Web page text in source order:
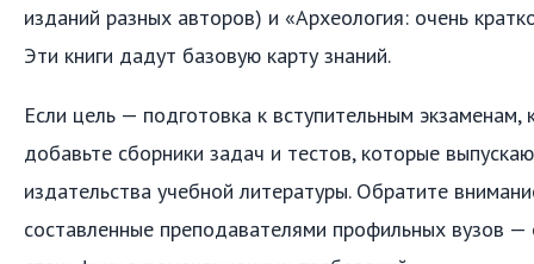
изданий разных авторов) и «Археология: очень
Эти книги дадут базовую карту знаний.
Если цель — подготовка к вступительным
добавьте сборники задач и тестов, которые
издательства учебной литературы. Обратите
составленные преподавателями профильных вузов